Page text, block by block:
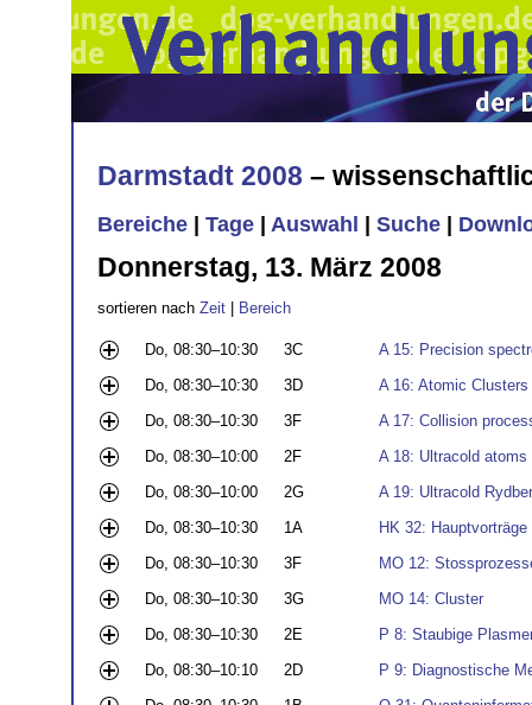
Darmstadt 2008 –
Bereiche Tage Auswahl Suche
Donnerstag, 13. März 2008
sortieren nach Zeit | Bereich
Do, 08:30–10:30 3C
A 15: Precision
Do, 08:30–10:30
3D
A 16: Atomic Clusters
Do, 08:30–10:30
3F
A 17: Collision
Do, 08:30–10:00
2F
A 18: Ultracold
Do, 08:30–10:00
2G
A 19: Ultracold
Do, 08:30–10:30
1A
HK 32: Hauptvorträge
Do, 08:30–10:30
3F
MO 12:
Do, 08:30–10:30
3G
MO 14: Cluster
Do, 08:30–10:30
2E
P 8: Staubige
Do, 08:30–10:10
2D
P 9: Diagnostische